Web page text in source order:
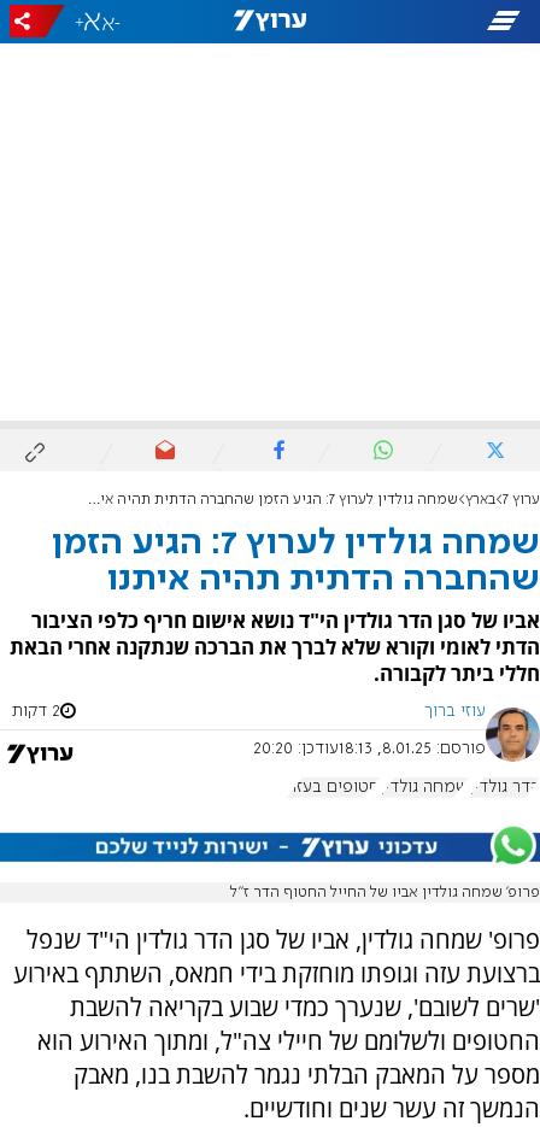
-
+
ערוץ 7 בארץ שמחה גולדין לערוץ 7: הגיע הזמן שהחברה הדתית תהיה איתנו
שמחה גולדין לערוץ 7: הגיע הזמן
שהחברה הדתית תהיה איתנו
אביו של סגן הדר גולדין הי"ד נושא אישום חריף כלפי הציבור
הדתי לאומי וקורא שלא לברך את הברכה שנתקנה אחרי הבאת
חללי ביתר לקבורה.
עוזי ברוך 2 דקות
פורסם: 8.01.25, 18:13 עודכן: 20:20
הדר גולדין שמחה גולדין חטופים בעזה
פרופ’ שמחה גולדין אביו של החייל החטוף הדר ז”ל
פרופ' שמחה גולדין, אביו של סגן הדר גולדין הי"ד שנפל
ברצועת עזה וגופתו מוחזקת בידי חמאס, השתתף באירוע
'שרים לשובם', שנערך כמדי שבוע בקריאה להשבת
החטופים ולשלומם של חיילי צה"ל, ומתוך האירוע הוא
מספר על המאבק הבלתי נגמר להשבת בנו, מאבק
הנמשך זה עשר שנים וחודשיים.